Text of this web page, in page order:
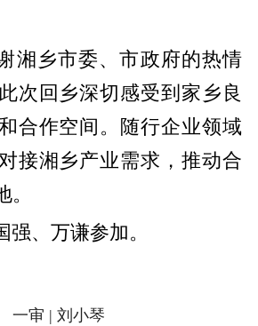
湘乡市委、市政府的热情
次回乡深切感受到家乡良
合作空间。随行企业领域
接湘乡产业需求，推动合
强、万谦参加。
一审 | 刘小琴